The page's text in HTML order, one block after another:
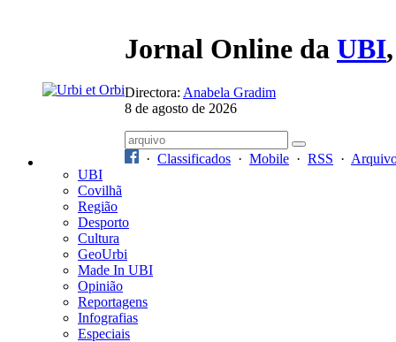
Jornal Online da UBI
Directora: Anabela Gradim
8 de agosto de 2026
· Classificados · Mobile · RSS ·
UBI
Covilhã
Região
Desporto
Cultura
GeoUrbi
Made In UBI
Opinião
Reportagens
Infografias
Especiais